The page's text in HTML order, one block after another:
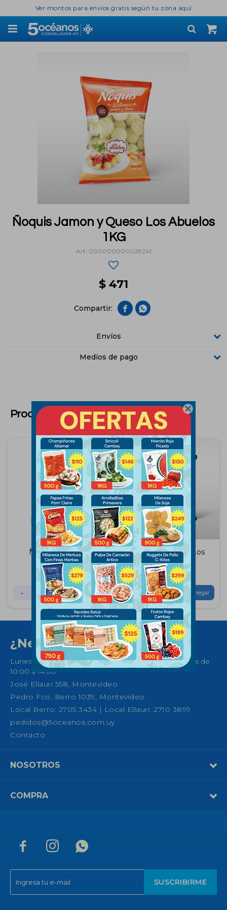

Ver montos para envíos gratis según tu zona aquí

Ñoquis Jamon y Queso Los Abuelos
1KG
000000000028241
$ 471
 
Envíos
Medios de pago
Productos que te pueden interesar
Ñoquis Crufi 1Kg
$ 208
- +
Ñoquis de Papa Los
Abuelos 1 KG
$ 236
- +
  
SUSCRIBIRME
¿Necesitas ayuda?
Lunes a Sábados de 08:30 a 21:00 horas y Domingos de
10:00 a 14:00
José Ellauri 558, Montevideo
Pedro Fco. Berro 1039, Montevideo
Local Berro: 2705 3434 | Local Ellauri: 2710 3899
pedidos@5oceanos.com.uy
Contacto
NOSOTROS
COMPRA